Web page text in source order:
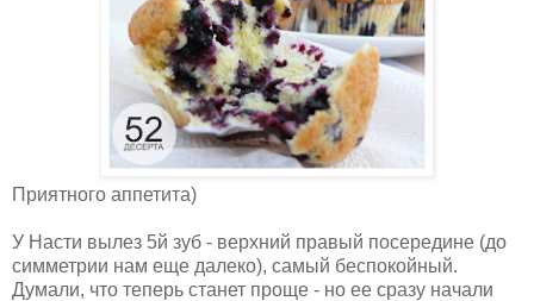
Приятного аппетита)
У Насти вылез 5й зуб - верхний правый посередине (до
симметрии нам еще далеко), самый беспокойный.
Думали, что теперь станет проще - но ее сразу начали